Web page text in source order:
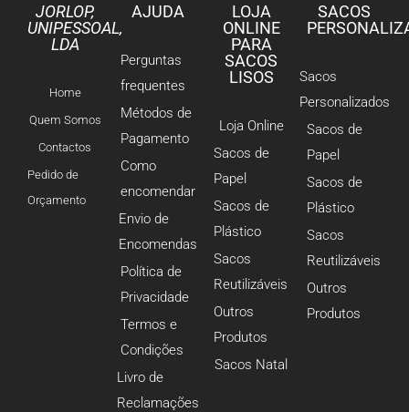
JORLOP,
UNIPESSOAL,
LDA
Home
Quem Somos
Contactos
Pedido de
Orçamento
AJUDA
Perguntas
frequentes
Métodos de
Pagamento
Como
encomendar
Envio de
Encomendas
Política de
Privacidade
Termos e
Condições
Livro de
Reclamações
LOJA
ONLINE
PARA
SACOS
LISOS
Loja Online
Sacos de
Papel
Sacos de
Plástico
Sacos
Reutilizáveis
Outros
Produtos
Sacos Natal
SACOS
Sacos
Personalizados
Sacos de
Papel
Sacos de
Plástico
Sacos
Reutilizáveis
Outros
Produtos